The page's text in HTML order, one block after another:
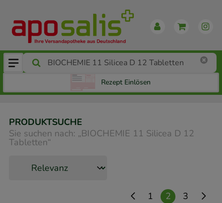
Rezept Einlösen
PRODUKTSUCHE
Sie suchen nach: „BIOCHEMIE 11 Silicea D 12
Tabletten“
1 2 3